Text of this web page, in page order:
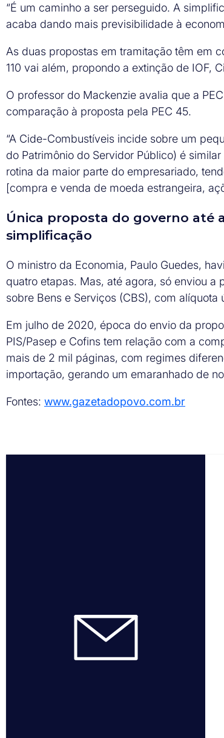
“É um caminho a ser perseguido. A
acaba dando mais previsibilidade à
As duas propostas em tramitação têm em
110 vai além, propondo a extinção de IOF,
O professor do Mackenzie avalia que a
comparação à proposta pela PEC 45.
“A Cide-Combustíveis incide sobre um
do Patrimônio do Servidor Público) é
rotina da maior parte do empresariado,
[compra e venda de moeda estrangeira,
Única proposta do governo até
simplificação
O ministro da Economia, Paulo Guedes,
quatro etapas. Mas, até agora, só enviou
sobre Bens e Serviços (CBS), com
Em julho de 2020, época do envio da
PIS/Pasep e Cofins tem relação com a
mais de 2 mil páginas, com regimes
importação, gerando um emaranhado de
Fontes: www.gazetadopovo.com.br